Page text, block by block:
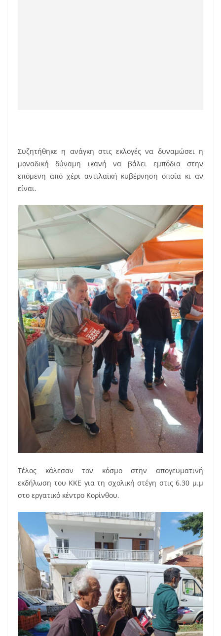
Συζητήθηκε η ανάγκη στις εκλογές να δυναμώσει η
μοναδική δύναμη ικανή να βάλει εμπόδια στην
επόμενη από χέρι αντιλαϊκή κυβέρνηση οποία κι αν
είναι.
Τέλος κάλεσαν τον κόσμο στην απογευματινή
εκδήλωση του ΚΚΕ για τη σχολική στέγη στις 6.30 μ.μ
στο εργατικό κέντρο Κορίνθου.